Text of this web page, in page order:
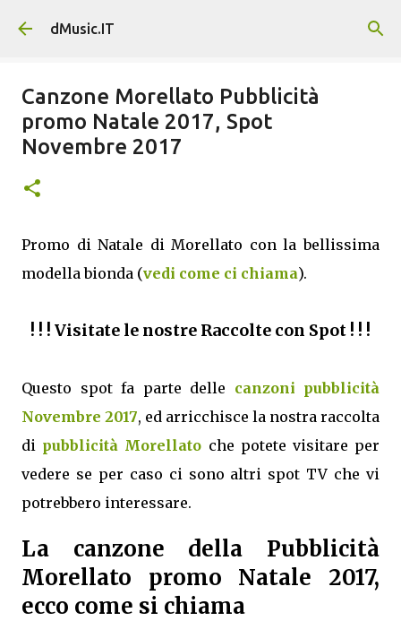
Passa ai contenuti principali
dMusic.IT
Canzone Morellato Pubblicità
promo Natale 2017, Spot
Novembre 2017
Promo di Natale di Morellato con la bellissima
modella bionda (vedi come ci chiama).
! ! ! Visitate le nostre Raccolte con Spot ! ! !
Questo spot fa parte delle canzoni pubblicità
Novembre 2017, ed arricchisce la nostra raccolta
di pubblicità Morellato che potete visitare per
vedere se per caso ci sono altri spot TV che vi
potrebbero interessare.
La canzone della Pubblicità
Morellato promo Natale 2017,
ecco come si chiama